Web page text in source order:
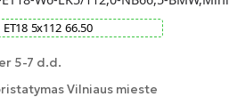
ET18 5x112 66.50
5-7 d.d.
Vilniaus mieste